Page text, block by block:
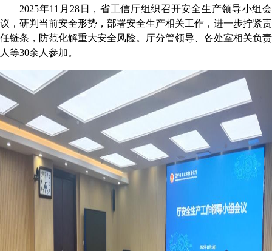
2025年11 月 28日，省工信厅组织召开安全生产领导小组会
议，研判当前安全形势，部署安全生产相关工作，进一步拧紧责
任链条，防范化解重大安全风险。厅分管领导、各处室相关负责
人等30余人参加。